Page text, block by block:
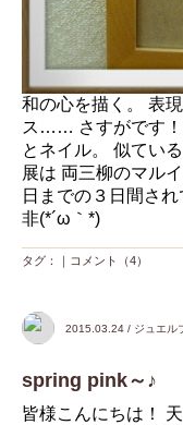
和の心を描く。 表
ス…… さすがです！
とネイル。 似てい
展は 両三柳のマル
日までの３日間さ
非(*´ω｀*)
タグ：｜ コメント（4）
2015.03.24 / ジュエル
spring pink～♪
皆様こんにちは！